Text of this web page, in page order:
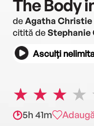
The Body
deAgatha Christie
citită deStephanie
Asculți
5h 41m